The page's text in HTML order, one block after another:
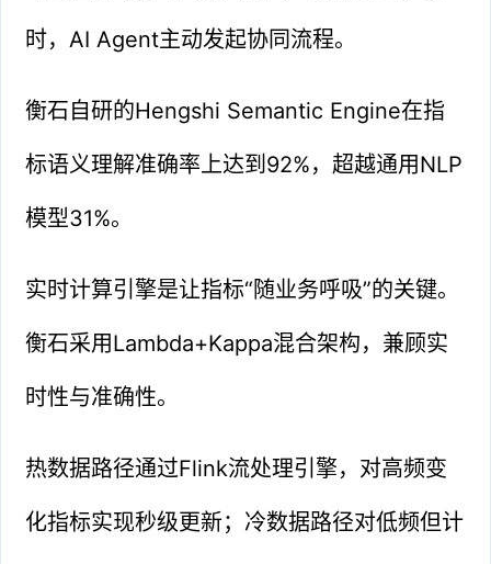
时，AI Agent主动发起协同流程。
衡石自研的Hengshi Semantic Engine在指
标语义理解准确率上达到92%，超越通用NLP
模型31%。
实时计算引擎是让指标“随业务呼吸”的关键。
衡石采用Lambda+Kappa混合架构，兼顾实
时性与准确性。
热数据路径通过Flink流处理引擎，对高频变
化指标实现秒级更新；冷数据路径对低频但计